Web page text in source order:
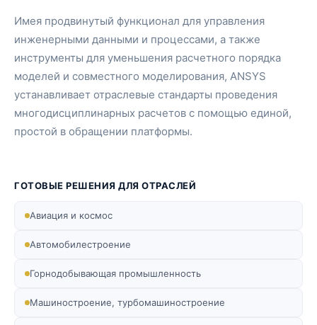
Имея продвинутый функционал для управления
инженерными данными и процессами, а также
инструменты для уменьшения расчетного порядка
моделей и совместного моделирования, ANSYS
устанавливает отраслевые стандарты проведения
многодисциплинарных расчетов с помощью единой,
простой в обращении платформы.
ГОТОВЫЕ РЕШЕНИЯ ДЛЯ ОТРАСЛЕЙ
Авиация и космос
Автомобилестроение
Горнодобывающая промышленность
Машиностроение, турбомашиностроение